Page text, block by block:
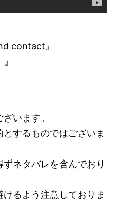
contact』
います。
するものではございま
ネタバレを含んでおり
るよう注意しておりま